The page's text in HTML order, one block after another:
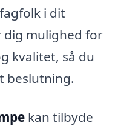
i dit
mulighed for
kvalitet, så du
beslutning.
kan tilbyde